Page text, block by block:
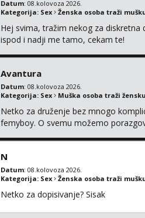
Datum: 08.kolovoza 2026.
Kategorija: Sex Ženska osoba traži
Hej svima, tražim nekog za
ispod i nadji me tamo, cekam te!
Avantura
Datum: 08.kolovoza 2026.
Kategorija: Sex Muška osoba traži
Netko za druženje bez mnogo
femyboy. O svemu možemo
N
Datum: 08.kolovoza 2026.
Kategorija: Sex Ženska osoba traži
Netko za dopisivanje? Sisak